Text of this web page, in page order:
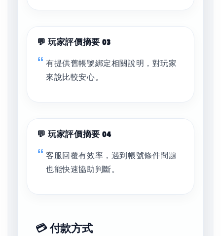
💬 玩家評價摘要 03
有提供舊帳號綁定相關說明，對玩家
來說比較安心。
💬 玩家評價摘要 04
客服回覆有效率，遇到帳號條件問題
也能快速協助判斷。
💳 付款方式